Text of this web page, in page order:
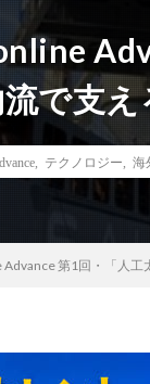
で支え
テクノロジー 海
Advance 第1回・「人